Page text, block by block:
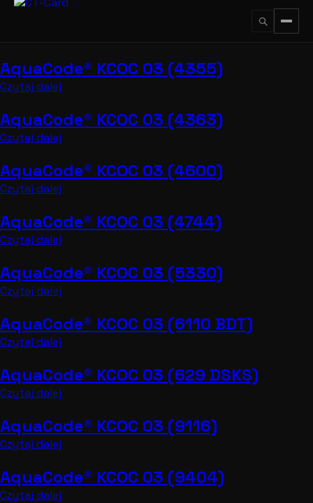
Przejdź
↵
AquaCode® KCOC 03 (4355)
Czytaj dalej
AquaCode® KCOC 03 (4363)
Czytaj dalej
AquaCode® KCOC 03 (4600)
Czytaj dalej
AquaCode® KCOC 03 (4744)
Czytaj dalej
AquaCode® KCOC 03 (5330)
Czytaj dalej
AquaCode® KCOC 03 (6110 BDT)
Czytaj dalej
AquaCode® KCOC 03 (629 DSKS)
Czytaj dalej
AquaCode® KCOC 03 (9116)
Czytaj dalej
AquaCode® KCOC 03 (9404)
Czytaj dalej